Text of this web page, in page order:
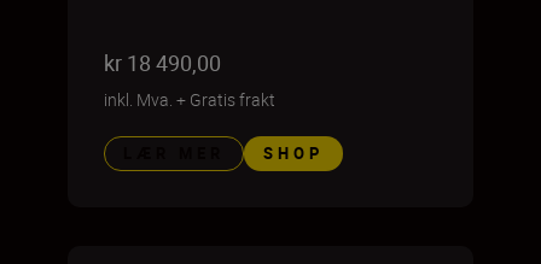
kr 18 490,00
inkl. Mva. + Gratis frakt
SHOP